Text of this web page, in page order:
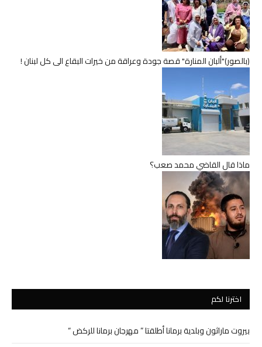
(بالصور)"ألبان المنارة" قصة جودة وعراقة من خيرات البقاع الى كل لبنان !
ماذا قال القاضي محمد صعب؟
اخترنا لكم
بيروت ماراثون وبلدية برمانا أطلقتا ” مهرجان برمانا للركض “